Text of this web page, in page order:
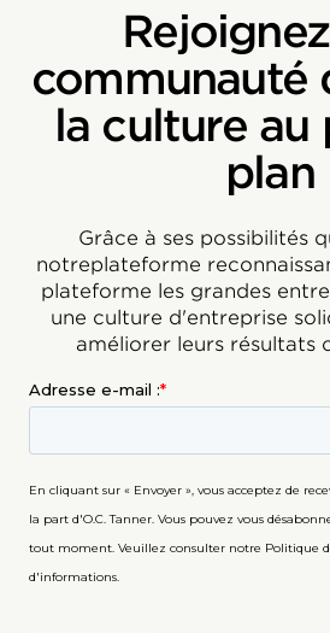
communauté
la culture au
plan
Grâce à ses possibilités
notreplateforme
plateforme les grandes
une culture d'entreprise
améliorer leurs résultats